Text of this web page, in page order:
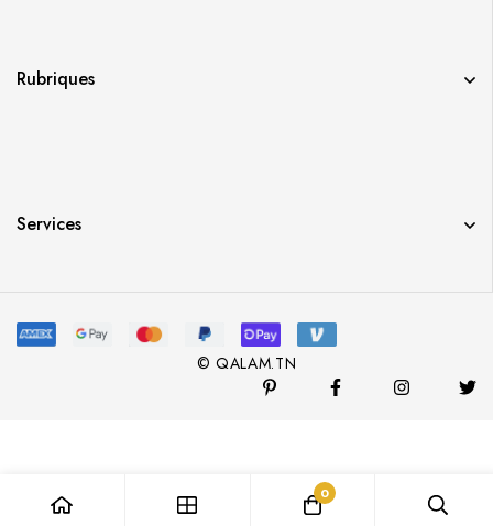
Rubriques
Services
© QALAM.TN
0